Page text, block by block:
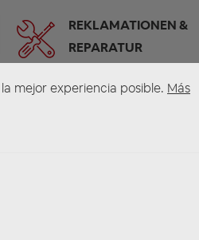
REKLAMATIONEN &
REPARATUR
mejor experiencia posible. Más